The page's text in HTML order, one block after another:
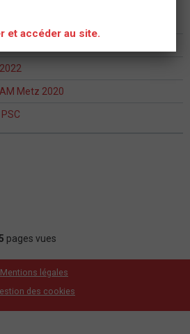
Metz 2020
pages vues
Mentions légales
des cookies
et accéder au site.